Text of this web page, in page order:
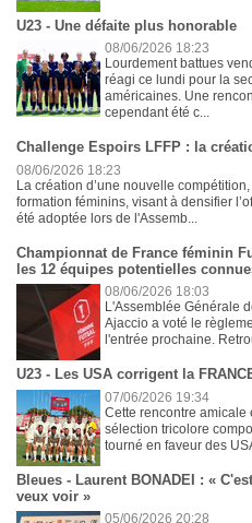
U23 - Une défaite plus honorable
08/06/2026 18:23
Lourdement battues
réagi ce lundi pour la
américaines. Une
cependant été c...
Challenge Espoirs LFFP : la
08/06/2026 18:23
La création d’une nouvelle
formation féminins, visant à densifier
été adoptée lors de l'Assemb...
Championnat de France féminin
les 12 équipes potentielles
08/06/2026 18:03
L'Assemblée Générale
Ajaccio a voté le
l'entrée prochaine.
U23 - Les USA corrigent la
07/06/2026 19:34
Cette rencontre
sélection tricolore
tourné en faveur des
Bleues - Laurent BONADEI : «
veux voir »
05/06/2026 20:28